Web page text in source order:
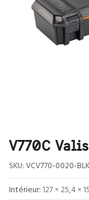
V770C
SKU:VCV770-0020-
Intérieur:127 × 25,4 ×